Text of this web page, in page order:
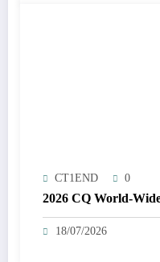
CT1END 0
2026 CQ World-
18/07/2026